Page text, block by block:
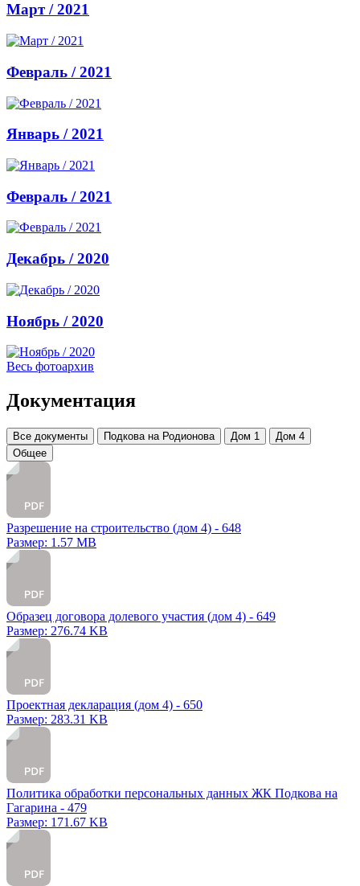
Март / 2021
Февраль / 2021
Январь / 2021
Февраль / 2021
Декабрь / 2020
Ноябрь / 2020
Весь фотоархив
Документация
Все документы Подкова на Родионова Дом 1
Дом 4
Общее
Разрешение на строительство (дом 4) - 648
Размер: 1.57 MB
Образец договора долевого участия (дом 4) - 649
Размер: 276.74 KB
Проектная декларация (дом 4) - 650
Размер: 283.31 KB
Политика обработки персональных данных ЖК Подкова на
Гагарина - 479
Размер: 171.67 KB